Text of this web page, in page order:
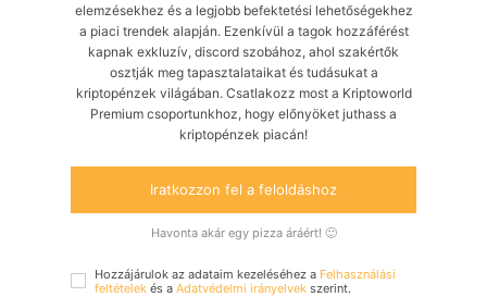
elemzésekhez és a legjobb befektetési lehetőségekhez
a piaci trendek alapján. Ezenkívül a tagok hozzáférést
kapnak exkluzív, discord szobához, ahol szakértők
osztják meg tapasztalataikat és tudásukat a
kriptopénzek világában. Csatlakozz most a Kriptoworld
Premium csoportunkhoz, hogy előnyöket juthass a
kriptopénzek piacán!
Iratkozzon fel a feloldáshoz
Havonta akár egy pizza áráért! 🙂
Hozzájárulok az adataim kezeléséhez a Felhasználási
feltételek és a Adatvédelmi irányelvek szerint.